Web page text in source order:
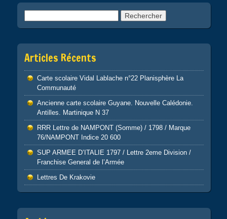
Articles Récents
Carte scolaire Vidal Lablache n°22 Planisphère La
Communauté
Ancienne carte scolaire Guyane. Nouvelle Calédonie.
Antilles. Martinique N 37
RRR Lettre de NAMPONT (Somme) / 1798 / Marque
76/NAMPONT Indice 20 600
SUP ARMEE D’ITALIE 1797 / Lettre 2eme Division /
Franchise General de l’Armée
Lettres De Krakovie